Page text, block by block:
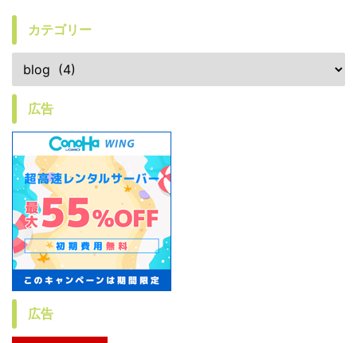
カテゴリー
広告
広告